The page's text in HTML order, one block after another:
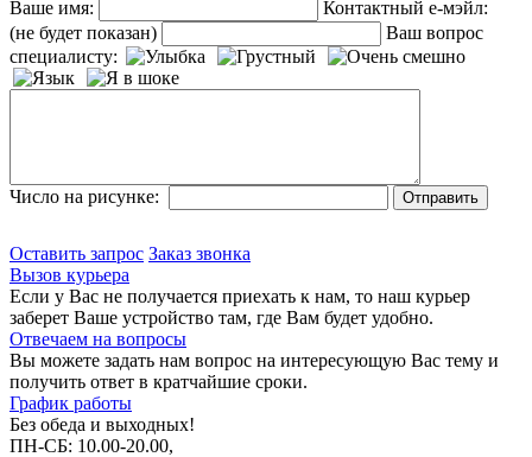
Ваше имя:
Контактный е-мэйл:
(не будет показан)
Ваш вопрос
специалисту:
Число на рисунке:
Оставить запрос Заказ звонка
Вызов курьера
Если у Вас не получается приехать к нам, то наш курьер
заберет Ваше устройство там, где Вам будет удобно.
Отвечаем на вопросы
Вы можете задать нам вопрос на интересующую Вас тему и
получить ответ в кратчайшие сроки.
График работы
Без обеда и выходных!
ПН-СБ: 10.00-20.00,